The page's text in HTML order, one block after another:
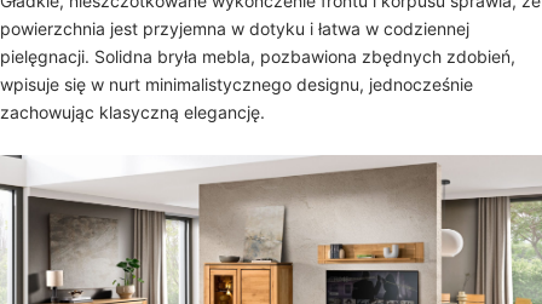
powierzchnia jest przyjemna w dotyku i łatwa w codziennej
pielęgnacji. Solidna bryła mebla, pozbawiona zbędnych zdobień,
wpisuje się w nurt minimalistycznego designu, jednocześnie
zachowując klasyczną elegancję.